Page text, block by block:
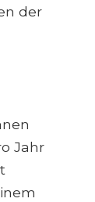
der
Jahr